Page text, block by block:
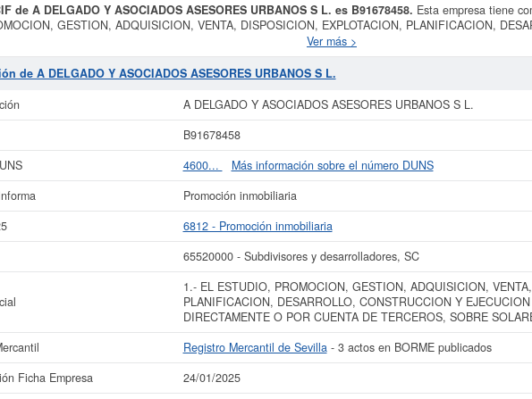
de A DELGADO Y ASOCIADOS ASESORES URBANOS S L. es B91678458. Esta empresa tiene
GESTION, ADQUISICION, VENTA, DISPOSICION, EXPLOTACION, PLANIFICACION,
DE TODA CLASE DE OBRAS, DIRECTAMENTE O POR CUENTA DE TERCEROS, SOBRE
La categoría CNAE en la que está dada de alta esta empresa es 6812 - Promoción inmobiliaria.
SIC,A DELGADO Y ASOCIADOS ASESORES URBANOS S L.
social de esta empresa es de 0 a 3.100 €. El BORME tiene publicados 3 actos y está afiliada al
en conocer más datos de la empresa A DELGADO Y ASOCIADOS ASESORES URBANOS S
ampliado
de A DELGADO Y ASOCIADOS ASESORES URBANOS S L. y consultar los resultados
balances y cuentas de resultados disponibles.
La última actualización del informe de empresa se ha realizado el 24/01/2025.
Ver más >
de A DELGADO Y ASOCIADOS ASESORES URBANOS S L.
A DELGADO Y ASOCIADOS ASESORES URBANOS S L.
B91678458
4600...
Más información sobre el número DUNS
Promoción inmobiliaria
6812 - Promoción inmobiliaria
65520000 - Subdivisores y desarrolladores, SC
1.- EL ESTUDIO, PROMOCION, GESTION, ADQUISICION,
PLANIFICACION, DESARROLLO, CONSTRUCCION Y
DIRECTAMENTE O POR CUENTA DE TERCEROS, SOBRE
Registro Mercantil de Sevilla- 3 actos en BORME publicados
Ficha Empresa
24/01/2025